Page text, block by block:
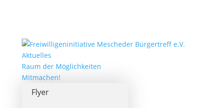
Aktuelles
Raum der Möglichkeiten
Mitmachen!
Flyer